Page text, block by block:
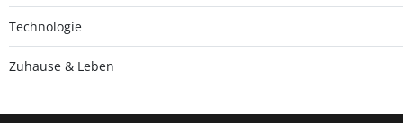
Technologie
Zuhause & Leben